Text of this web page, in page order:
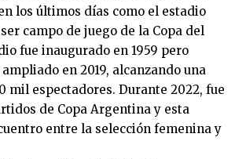
los últimos días como el estadio
campo de juego de la Copa del
fue inaugurado en 1959 pero
en 2019, alcanzando una
mil espectadores. Durante 2022, fue
de Copa Argentina y esta
entre la selección femenina y